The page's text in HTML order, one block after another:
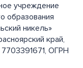
учреждение
образования
никель»
край,
7703391671, ОГРН